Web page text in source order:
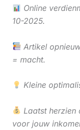
Online
10-2025.
Artikel
= macht.
Kleine
Laatst herzien
voor jouw